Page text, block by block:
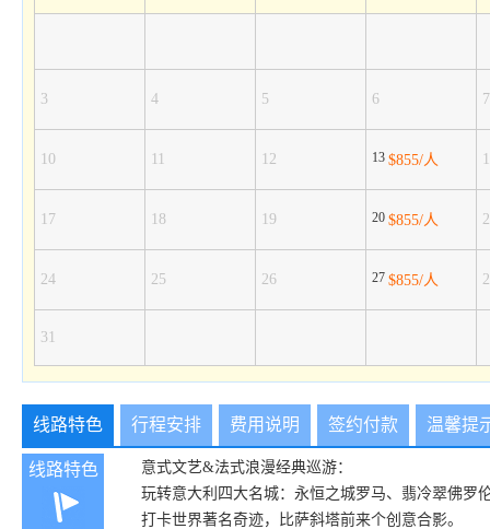
3 4 5 6 7
10 11 12 13 $855/人
17 18 19 20 $855/人
24 25 26 27 $855/人
31
线路特色 行程安排 费用说明 签约付款 温馨提
线路特色
意式文艺&法式浪漫经典巡游：
玩转意大利四大名城：永恒之城罗马、翡冷翠佛罗
打卡世界著名奇迹，比萨斜塔前来个创意合影。